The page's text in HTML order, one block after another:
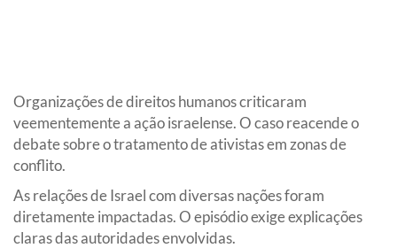
Organizações de direitos humanos criticaram
veementemente a ação israelense. O caso reacende o
debate sobre o tratamento de ativistas em zonas de
conflito.
As relações de Israel com diversas nações foram
diretamente impactadas. O episódio exige explicações
claras das autoridades envolvidas.